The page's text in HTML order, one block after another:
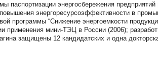
паспортизации энергосбережения
повышения энергоресурсоэффективности в
программы “Снижение энергоемкости
применения мини-ТЭЦ в России (2006);
защищены 12 кандидатских и одна